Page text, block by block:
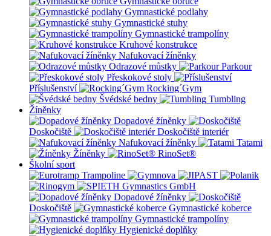
Gymnastické podlahy
Gymnastické stuhy
Gymnastické trampolíny
Kruhové konstrukce
Nafukovací žíněnky
Odrazové můstky
Parkour
Přeskokové stoly
Příslušenství
Rocking´Gym
Švédské bedny
Tumbling
Žíněnky
Dopadové žíněnky
Doskočiště
Doskočiště interiér
Nafukovací žíněnky
Tatami
Žíněnky
RinoSet®
Školní sport
Dopadové žíněnky
Doskočiště
Gymnastické koberce
Gymnastické trampolíny
Hygienické doplňky